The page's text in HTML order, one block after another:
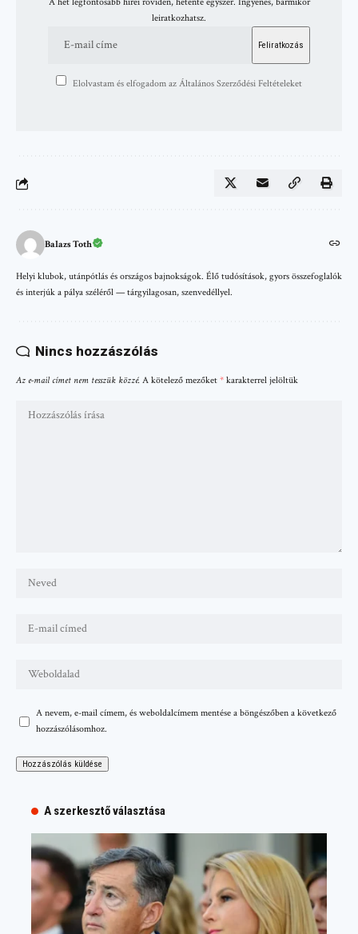
leiratkozhatsz.
Elolvastam és elfogadom az Általános Szerződési Feltételeket
Balazs Toth
Helyi klubok, utánpótlás és országos bajnokságok. Élő tudósítások, gyors összefoglalók
és interjúk a pálya széléről — tárgyilagosan, szenvedéllyel.
Nincs hozzászólás
Az e-mail címet nem tesszük közzé. A kötelező mezőket * karakterrel jelöltük
A nevem, e-mail címem, és weboldalcímem mentése a böngészőben a következő
hozzászólásomhoz.
A szerkesztő választása